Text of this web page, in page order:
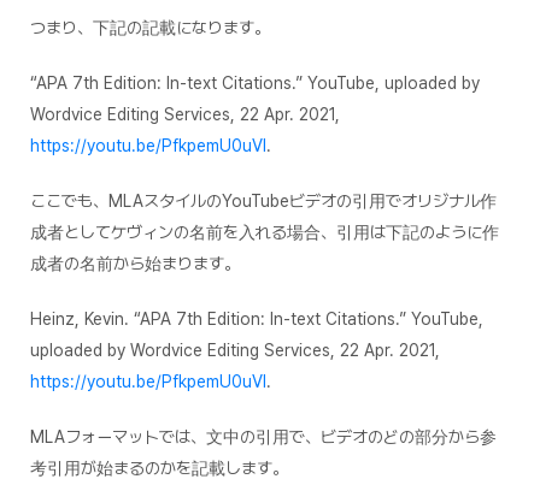
つまり、下記の記載になります。
“APA 7th Edition: In-text Citations.” YouTube , uploaded by
Wordvice Editing Services, 22 Apr. 2021,
https://youtu.be/PfkpemU0uVI.
ここでも、MLAスタイルのYouTubeビデオの引用でオリジナル作
成者としてケヴィンの名前を入れる場合、引用は下記のように作
成者の名前から始まります。
Heinz, Kevin. “APA 7th Edition: In-text Citations.” YouTube
uploaded by Wordvice Editing Services, 22 Apr. 2021,
https://youtu.be/PfkpemU0uVI.
MLAフォーマットでは、文中の引用で、ビデオのどの部分から参
考引用が始まるのかを記載します。